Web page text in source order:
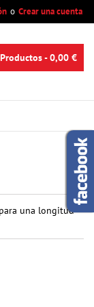
o Crear una cuenta
Productos - 0,00 €
una longitud